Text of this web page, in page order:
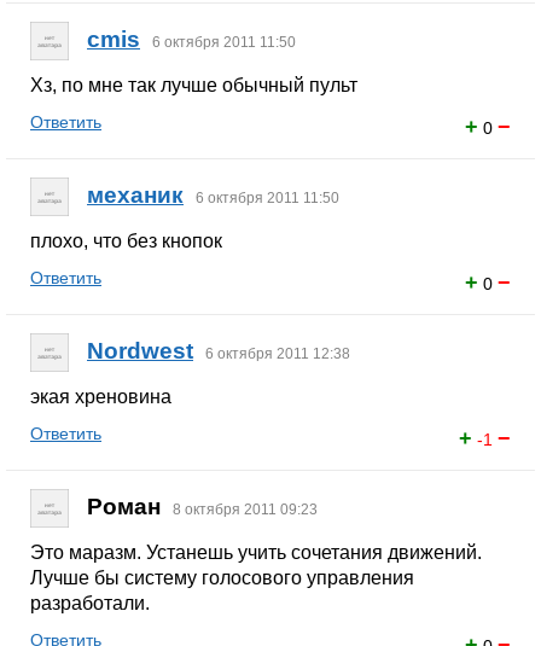
cmis 6 октября 2011 11:50
Хз, по мне так лучше обычный пульт
+ 0 −
Ответить
механик 6 октября 2011 11:50
плохо, что без кнопок
+ 0 −
Ответить
Nordwest 6 октября 2011 12:38
экая хреновина
+ -1 −
Ответить
Роман 8 октября 2011 09:23
Это маразм. Устанешь учить сочетания движений.
Лучше бы систему голосового управления
разработали.
Ответить